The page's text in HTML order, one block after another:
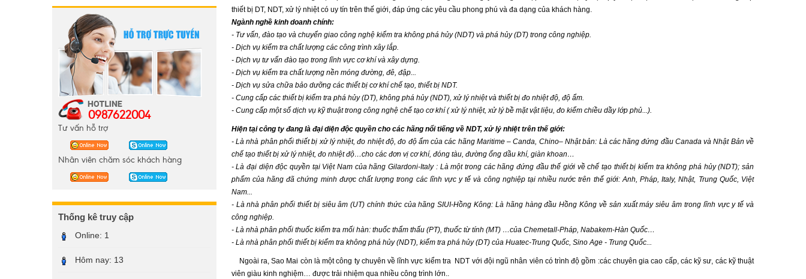
0987622004
Tư vấn hỗ trợ
Nhân viên chăm sóc khách hàng
Thống kê truy cập
Online: 1
Hôm nay: 13
thiết bị DT, NDT, xử lý nhiệt có uy tín trên thế giới, đáp ứng các yêu cầu phong phú và đa dạng của khách hàng.
Ngành nghề kinh doanh chính:
- Tư vấn, đào tạo và chuyển giao công nghệ kiểm tra không phá hủy (NDT) và phá hủy (DT) trong công nghiệp.
- Dịch vụ kiểm tra chất lượng các công trình xây lắp.
- Dịch vụ tư vấn đào tạo trong lĩnh vực cơ khí và xây dựng.
- Dịch vụ kiểm tra chất lượng nền móng đường, đê, đập...
- Dịch vụ sửa chữa bảo dưỡng các thiết bị cơ khí chế tạo, thiết bị NDT.
- Cung cấp các thiết bị kiểm tra phá hủy (DT), không phá hủy (NDT), xử lý nhiệt và thiết bị đo nhiệt độ, độ ẩm.
- Cung cấp một số dịch vụ kỹ thuật trong công nghệ chế tạo cơ khí ( xử lý nhiệt, xử lý bề mặt vật liệu, đo kiểm chiều dầy lớp phủ...).
Hiện tại công ty đang là đại diện độc quyền cho các hãng nổi tiếng về NDT, xử lý nhiệt trên thế giới:
- Là nhà phân phối thiết bị xử lý nhiệt, đo nhiệt độ, đo độ ẩm của các hãng Maritime – Canda, Chino– Nhật bản: Là các hãng đứng đầu Canada và Nhật Bản về
chế tạo thiết bị xử lý nhiệt, đo nhiệt độ…cho các đơn vị cơ khí, đóng tàu, đường ống dầu khí, giàn khoan…
- Là đại diện độc quyền tại Việt Nam của hãng Gilardoni-Italy : Là một trong các hãng đứng đầu thế giới về chế tạo thiết bị kiểm tra không phá hủy (NDT); sản
phẩm của hãng đã chứng minh được chất lượng trong các lĩnh vực y tế và công nghiệp tại nhiều nước trên thế giới: Anh, Pháp, Italy, Nhật, Trung Quốc, Việt
Nam...
- Là nhà phân phối thiết bị siêu âm (UT) chính thức của hãng SIUI-Hồng Kông: Là hãng hàng đầu Hồng Kông về sản xuất máy siêu âm trong lĩnh vực y tế và
công nghiệp.
- Là nhà phân phối thuốc kiểm tra mối hàn: thuốc thẩm thấu (PT), thuốc từ tính (MT) …của Chemetall-Pháp, Nabakem-Hàn Quốc…
- Là nhà phân phối thiết bị kiểm tra không phá hủy (NDT), kiểm tra phá hủy (DT) của Huatec-Trung Quốc, Sino Age - Trung Quốc...
Ngoài ra, Sao Mai còn là một công ty chuyên về lĩnh vực kiểm tra NDT với đội ngũ nhân viên có trình độ gồm :các chuyên gia cao cấp, các kỹ sư, các kỹ thuật
viên giàu kinh nghiệm… được trải nhiệm qua nhiều công trình lớn..